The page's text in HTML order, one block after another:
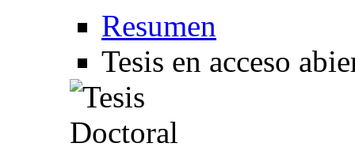
Resumen
Tesis en acceso